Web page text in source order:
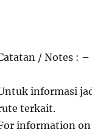
/ Notes : –
informasi
terkait.
information on